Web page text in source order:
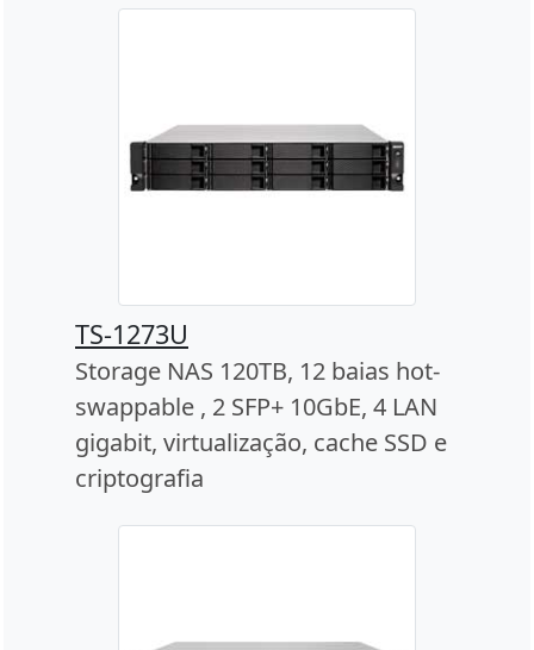
TS-1273U
Storage NAS 120TB, 12 baias hot-
swappable , 2 SFP+ 10GbE, 4 LAN
gigabit, virtualização, cache SSD e
criptografia